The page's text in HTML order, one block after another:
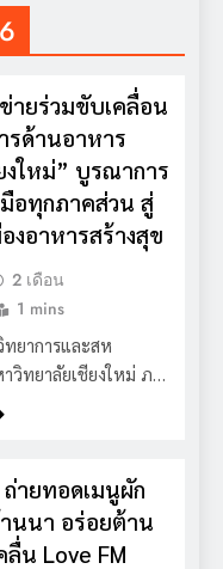
สุขภาพ
พอเพียง
ลักปรัชญา
ายร่วมขับเคลื่อน
รด้านอาหาร
งใหม่” บูรณาการ
อทุกภาคส่วน สู่
งอาหารสร้างสุข
2 เดือน
1 mins
ยาการและสห
วิทยาลัยเชียงใหม่ ภ…
ถ่ายทอดเมนูผัก
นนา อร่อยต้าน
น Love FM